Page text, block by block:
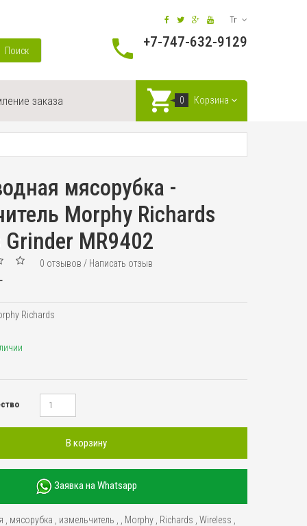
Тг
Поиск
+7-747-632-9129
заказа 0 Корзина
мясорубка -
Morphy Richards
Grinder MR9402
0 отзывов / Написать отзыв
Richards
В корзину
Заявка на Whatsapp
мясорубка измельчитель Morphy Richards Wireless